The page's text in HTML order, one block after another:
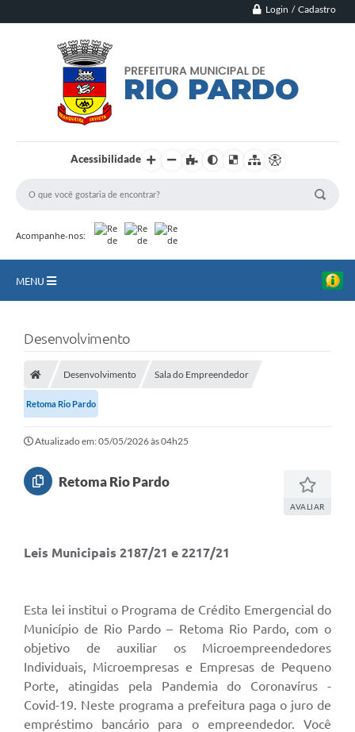
Login / Cadastro
Acessibilidade
Acompanhe-nos:
MENU
Município
Prefeitura
ACESSO À INFORMAÇÃO
Publicações Oficiais
Turismo
Nota Fiscal Eletrônica NFS-e
Serviços ao Cidadão
IPTU
Galeria de Fotos
Desenvolvimento
Desenvolvimento Sala do Empreendedor
Retoma Rio Pardo
Atualizado em: 05/05/2026 às 04h25
Retoma Rio Pardo
AVALIAR
Leis Municipais 2187/21 e 2217/21
Esta lei institui o Programa de Crédito Emergencial do
Município de Rio Pardo – Retoma Rio Pardo, com o
objetivo de auxiliar os Microempreendedores
Individuais, Microempresas e Empresas de Pequeno
Porte, atingidas pela Pandemia do Coronavírus -
Covid-19. Neste programa a prefeitura paga o juro de
empréstimo bancário para o empreendedor. Você